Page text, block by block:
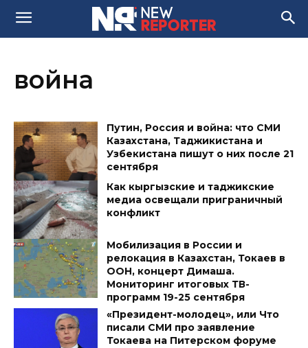
война
Путин, Россия и война: что СМИ
Казахстана, Таджикистана и
Узбекистана пишут о них после 21
сентября
Как кыргызские и таджикские
медиа освещали приграничный
конфликт
Мобилизация в России и
релокация в Казахстан, Токаев в
ООН, концерт Димаша.
Мониторинг итоговых ТВ-
программ 19-25 сентября
«Президент-молодец», или Что
писали СМИ про заявление
Токаева на Питерском форуме